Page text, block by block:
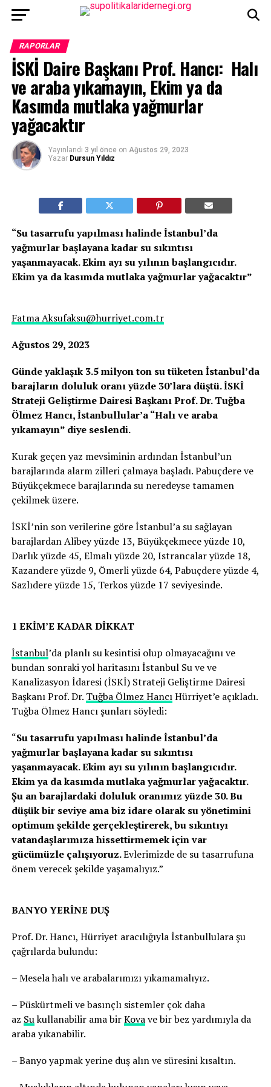
RAPORLAR
İSKİ Daire Başkanı Prof. Hancı: Halı
ve araba yıkamayın, Ekim ya da
Kasımda mutlaka yağmurlar
yağacaktır
Yayınlandı 3 yıl önce on Ağustos 29, 2023
Yazar Dursun Yıldız
“Su tasarrufu yapılması halinde İstanbul’da
yağmurlar başlayana kadar su sıkıntısı
yaşanmayacak. Ekim ayı su yılının başlangıcıdır.
Ekim ya da kasımda mutlaka yağmurlar yağacaktır”
Fatma Aksufaksu@hurriyet.com.tr
Ağustos 29, 2023
Günde yaklaşık 3.5 milyon ton su tüketen İstanbul’da
barajların doluluk oranı yüzde 30’lara düştü. İSKİ
Strateji Geliştirme Dairesi Başkanı Prof. Dr. Tuğba
Ölmez Hancı, İstanbullular’a “Halı ve araba
yıkamayın” diye seslendi.
Kurak geçen yaz mevsiminin ardından İstanbul’un
barajlarında alarm zilleri çalmaya başladı. Pabuçdere ve
Büyükçekmece barajlarında su neredeyse tamamen
çekilmek üzere.
İSKİ’nin son verilerine göre İstanbul’a su sağlayan
barajlardan Alibey yüzde 13, Büyükçekmece yüzde 10,
Darlık yüzde 45, Elmalı yüzde 20, Istrancalar yüzde 18,
Kazandere yüzde 9, Ömerli yüzde 64, Pabuçdere yüzde 4,
Sazlıdere yüzde 15, Terkos yüzde 17 seviyesinde.
1 EKİM’E KADAR DİKKAT
İstanbul’da planlı su kesintisi olup olmayacağını ve
bundan sonraki yol haritasını İstanbul Su ve ve
Kanalizasyon İdaresi (İSKİ) Strateji Geliştirme Dairesi
Başkanı Prof. Dr. Tuğba Ölmez HancıHürriyet’e açıkladı.
Tuğba Ölmez Hancı şunları söyledi:
“Su tasarrufu yapılması halinde İstanbul’da
yağmurlar başlayana kadar su sıkıntısı
yaşanmayacak. Ekim ayı su yılının başlangıcıdır.
Ekim ya da kasımda mutlaka yağmurlar yağacaktır.
Şu an barajlardaki doluluk oranımız yüzde 30. Bu
düşük bir seviye ama biz idare olarak su yönetimini
optimum şekilde gerçekleştirerek, bu sıkıntıyı
vatandaşlarımıza hissettirmemek için var
gücümüzle çalışıyoruz.Evlerimizde de su tasarrufuna
önem verecek şekilde yaşamalıyız.”
BANYO YERİNE DUŞ
Prof. Dr. Hancı, Hürriyet aracılığıyla İstanbullulara şu
çağrılarda bulundu:
– Mesela halı ve arabalarımızı yıkamamalıyız.
– Püskürtmeli ve basınçlı sistemler çok daha
az Sukullanabilir ama birKovave bir bez yardımıyla da
araba yıkanabilir.
– Banyo yapmak yerine duş alın ve süresini kısaltın.